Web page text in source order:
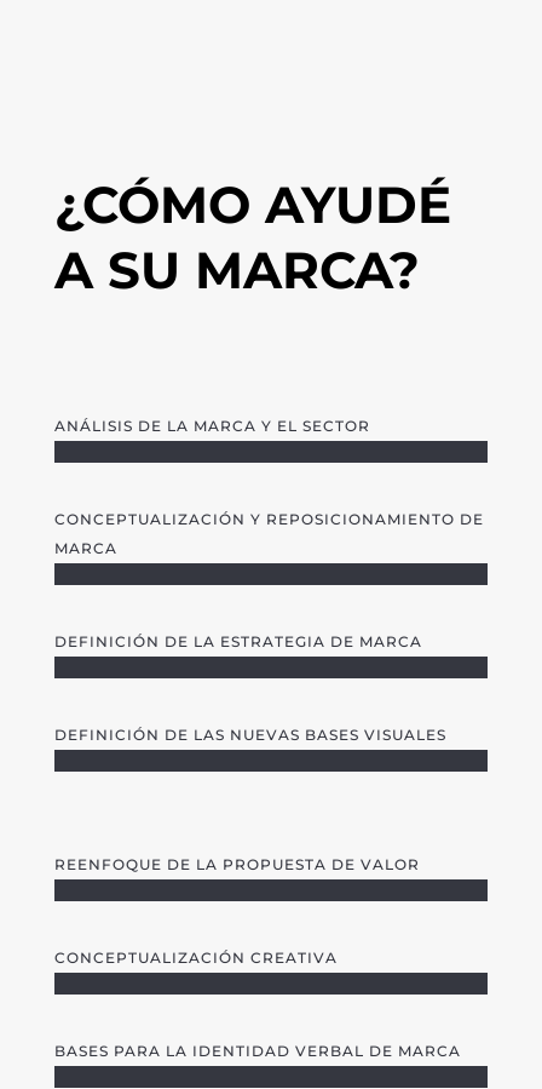
¿CÓMO AYUDÉ
A SU MARCA?
ANÁLISIS DE LA MARCA Y EL SECTOR
CONCEPTUALIZACIÓN Y REPOSICIONAMIENTO DE
MARCA
DEFINICIÓN DE LA ESTRATEGIA DE MARCA
DEFINICIÓN DE LAS NUEVAS BASES VISUALES
REENFOQUE DE LA PROPUESTA DE VALOR
CONCEPTUALIZACIÓN CREATIVA
BASES PARA LA IDENTIDAD VERBAL DE MARCA